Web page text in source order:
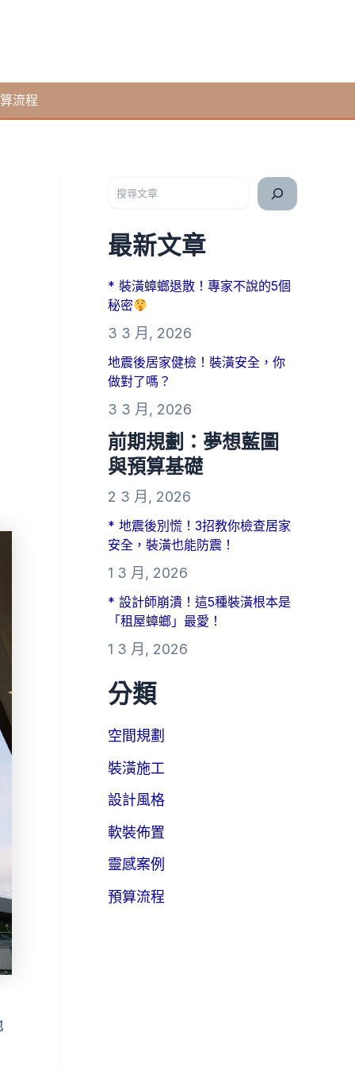
流程
最新文章
* 裝潢蟑螂退散！專家不說的5個
秘密
3 3 月, 2026
地震後居家健檢！裝潢安全，你
做對了嗎？
3 3 月, 2026
前期規劃：夢想藍圖
與預算基礎
2 3 月, 2026
* 地震後別慌！3招教你檢查居家
安全，裝潢也能防震！
1 3 月, 2026
* 設計師崩潰！這5種裝潢根本是
「租屋蟑螂」最愛！
1 3 月, 2026
分類
空間規劃
裝潢施工
設計風格
軟裝佈置
靈感案例
預算流程